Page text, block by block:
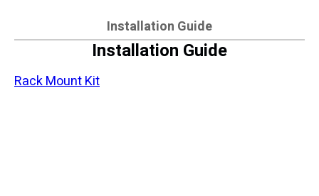
Installation Guide
Installation Guide
Rack Mount Kit